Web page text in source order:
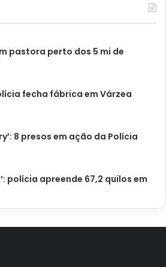
Se houver uma sujeira mais
detergente neutro, mas, nada
Viu, só, como é simples?
pastora perto dos 5 mi de
fecha fábrica em Várzea
8 presos em ação da Polícia
polícia apreende 67,2 quilos em